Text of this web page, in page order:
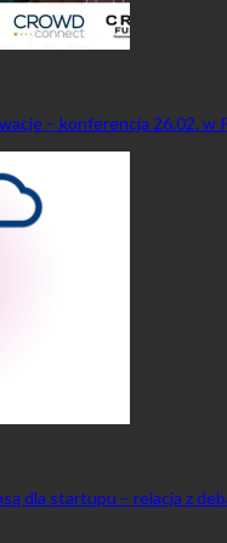
– konferencja 26.02. w
dla startupu – relacja z